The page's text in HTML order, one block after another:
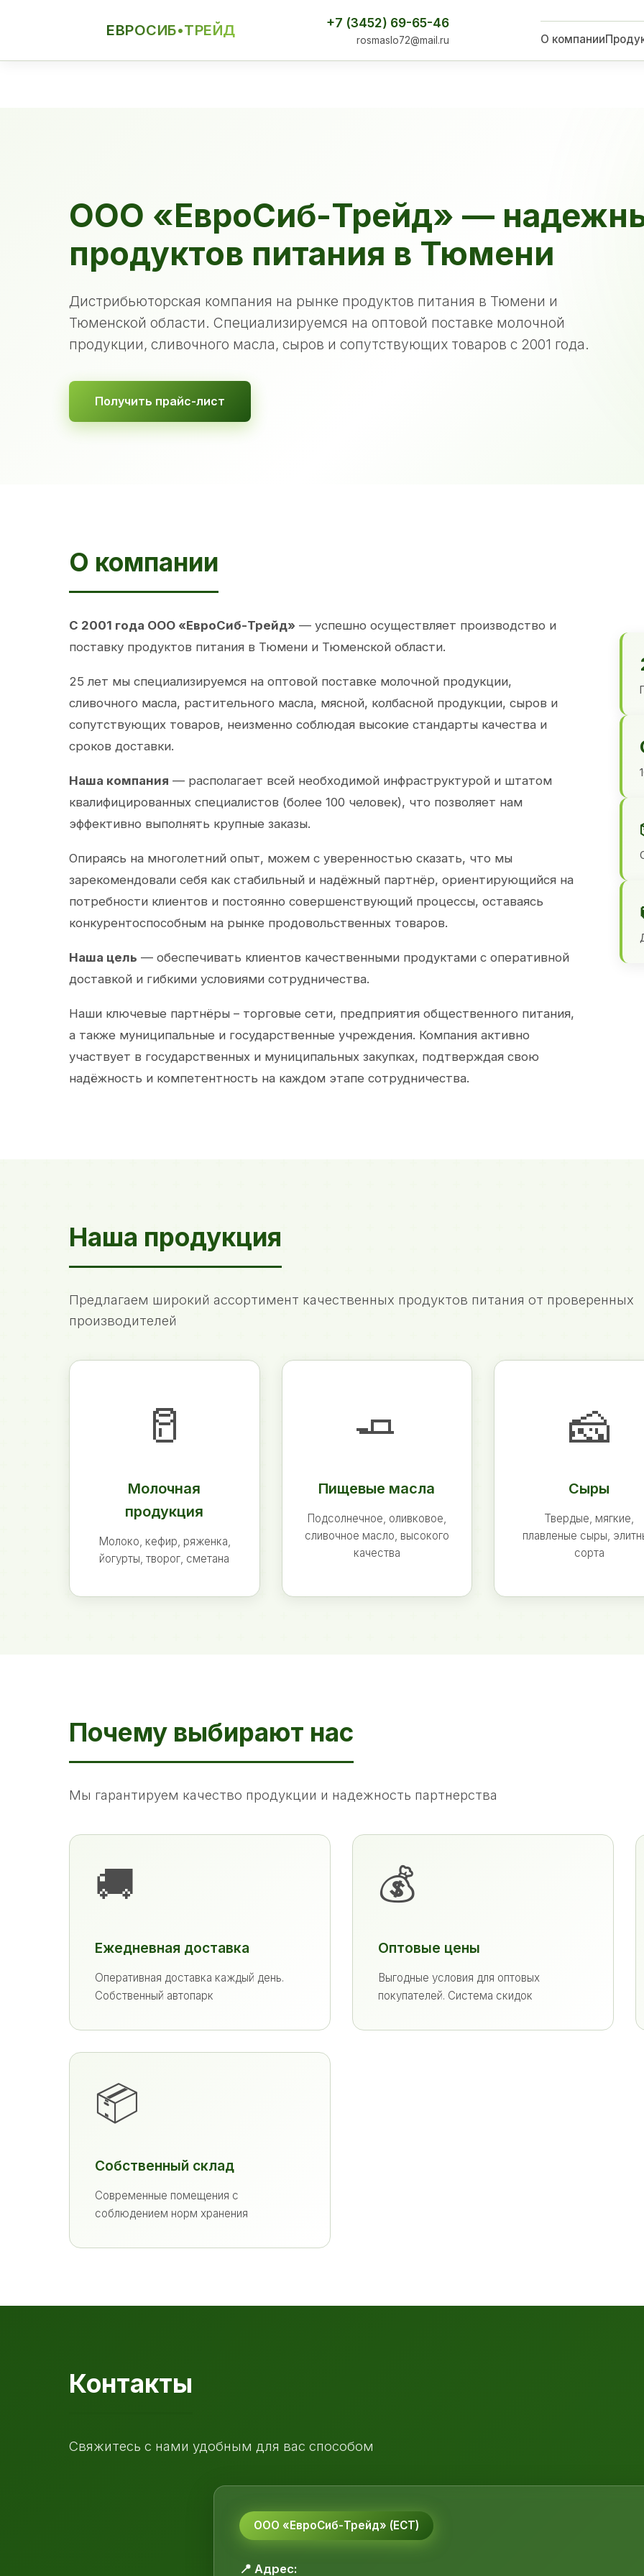
ЕВРОСИБ•ТРЕЙД +7 (3452) 69-65-46
rosmaslo72@mail.ru О компании
ООО «ЕвроСиб-Трейд» —
продуктов питания в Тюмени
Дистрибьюторская компания на рынке продуктов питания в Тюмени и
Тюменской области. Специализируемся на оптовой поставке молочной
продукции, сливочного масла, сыров и сопутствующих товаров с 2001 года.
Получить прайс-лист
О компании
С 2001 года ООО «ЕвроСиб-Трейд» — успешно осуществляет производство и
поставку продуктов питания в Тюмени и Тюменской области.
25 лет мы специализируемся на оптовой поставке молочной продукции,
сливочного масла, растительного масла, мясной, колбасной продукции, сыров и
сопутствующих товаров, неизменно соблюдая высокие стандарты качества и
сроков доставки.
Наша компания — располагает всей необходимой инфраструктурой и штатом
квалифицированных специалистов (более 100 человек), что позволяет нам
эффективно выполнять крупные заказы.
Опираясь на многолетний опыт, можем с уверенностью сказать, что мы
зарекомендовали себя как стабильный и надёжный партнёр, ориентирующийся на
потребности клиентов и постоянно совершенствующий процессы, оставаясь
конкурентоспособным на рынке продовольственных товаров.
Наша цель — обеспечивать клиентов качественными продуктами с оперативной
доставкой и гибкими условиями сотрудничества.
Наши ключевые партнёры – торговые сети, предприятия общественного питания,
а также муниципальные и государственные учреждения. Компания активно
участвует в государственных и муниципальных закупках, подтверждая свою
надёжность и компетентность на каждом этапе сотрудничества.
Наша продукция
Предлагаем широкий ассортимент качественных продуктов питания от проверенных
производителей
🥛
Молочная
продукция
Молоко, кефир, ряженка,
йогурты, творог, сметана
🧈
Пищевые масла
Подсолнечное, оливковое,
сливочное масло, высокого
качества
🧀
Сыры
Твердые, мягкие,
плавленые сыры,
сорта
Почему выбирают нас
Мы гарантируем качество продукции и надежность партнерства
🚚
Ежедневная доставка
Оперативная доставка каждый день.
Собственный автопарк
💰
Оптовые цены
Выгодные условия для оптовых
покупателей. Система скидок
📦
Собственный склад
Современные помещения с
соблюдением норм хранения
Контакты
Свяжитесь с нами удобным для вас способом
ООО «ЕвроСиб-Трейд» (ЕСТ)
📍 Адрес: